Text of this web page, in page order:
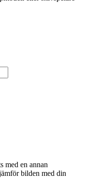
med en annan
bilden med din